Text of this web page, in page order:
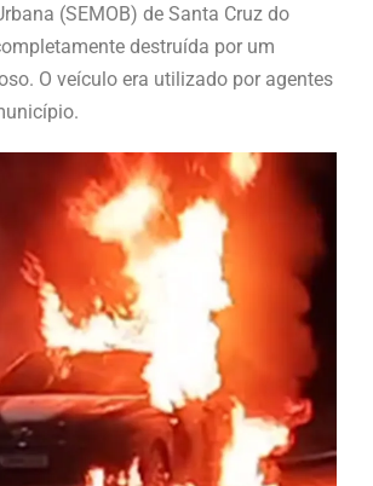
(SEMOB) de Santa Cruz do
destruída por um
O veículo era utilizado por agentes